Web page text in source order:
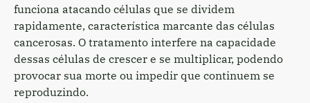
funciona atacando células que se dividem
rapidamente, característica marcante das células
cancerosas. O tratamento interfere na capacidade
dessas células de crescer e se multiplicar, podendo
provocar sua morte ou impedir que continuem se
reproduzindo.